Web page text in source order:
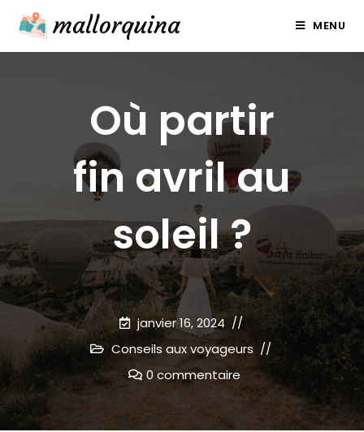
content
MENU
Où partir
fin avril au
soleil ?
janvier 16, 2024
Conseils aux voyageurs
0 commentaire